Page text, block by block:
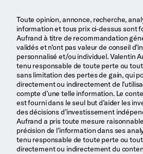
Toute opinion, annonce, recherche,
information et tous prix ci-dessus sont
Aufrand à titre de recommandation
validés et n’ont pas valeur de conseil
personnalisé et/ou individuel. Valentin
tenu responsable de toute perte ou
sans limitation des pertes de gain, qui
directement ou indirectement de
compte d’une telle information. Le
est fourni dans le seul but d’aider les
des décisions d’investissement
Aufrand a pris toute mesure
précision de l’information dans ses
tenu responsable de toute perte ou
directement ou indirectement du